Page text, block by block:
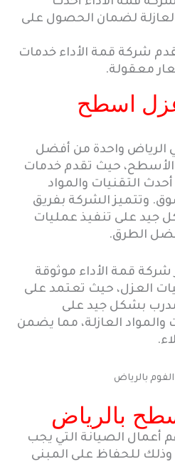
العازلة لضمان الحصول على
شركة قمة الأداء خدمات
معقولة.
اسطح
الرياض واحدة من أفضل
حيث تقدم خدمات
التقنيات والمواد
وتتميز الشركة بفريق
على تنفيذ عمليات
الطرق.
شركة قمة الأداء موثوقة
العزل، حيث تعتمد على
بشكل جيد على
العازلة، مما يضمن
بالرياض
أعمال الصيانة التي يجب
وذلك للحفاظ على المبنى